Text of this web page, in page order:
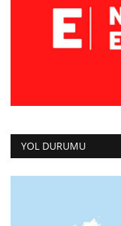
YOL DURUMU